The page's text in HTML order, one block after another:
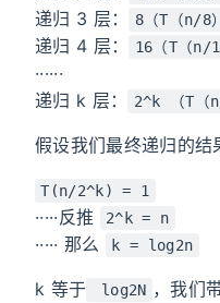
递归 3 层： 8（T（n/8
递归 4 层： 16（T（n/
······
递归 k 层：
2^k （T（
假设我们最终递归的结
T(n/2^k) = 1
·····反推 2^k = n
····· 那么 k = log2n
k 等于 log2N ，我们